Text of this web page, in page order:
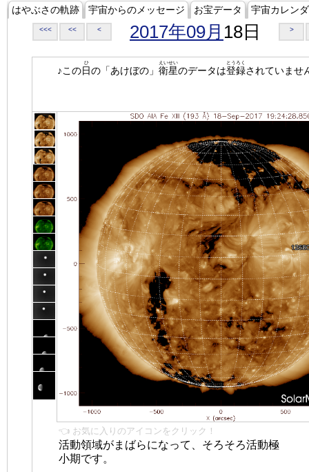
はやぶさの軌跡 宇宙からのメッセージ お宝データ 宇宙カレン
<<< << < 2017年09月 18日 >
♪この日
ひ
の「あけぼの」 衛星
えいせい
のデータは登録
とうろく
されていませ
👈 お気に入りのアイコンをクリック！
活動領域がまばらになって、そろそろ活動極
小期です。